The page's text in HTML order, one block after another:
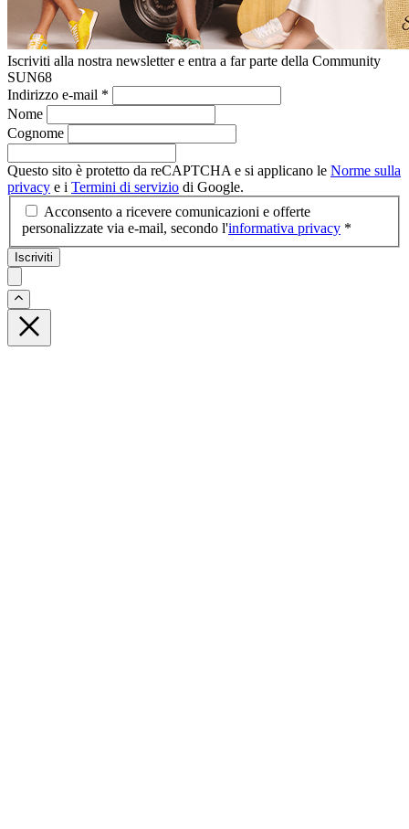
Iscriviti alla nostra newsletter e entra a far parte della Community
SUN68
Indirizzo e-mail *
Nome
Cognome
Questo sito è protetto da reCAPTCHA e si applicano le Norme sulla
privacy e i Termini di servizio di Google.
Acconsento a ricevere comunicazioni e offerte
personalizzate via e-mail, secondo l'informativa privacy *
Iscriviti